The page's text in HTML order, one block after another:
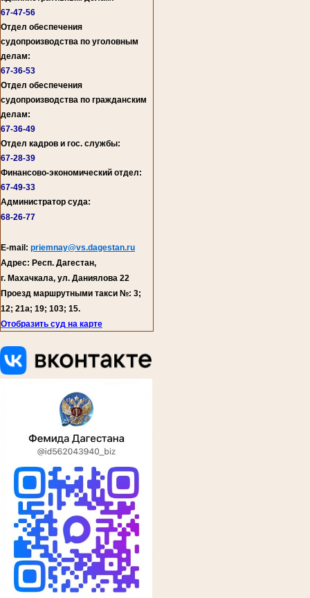
67-47-56
Отдел обеспечения
судопроизводства по уголовным
делам:
67-36-53
Отдел обеспечения
судопроизводства по гражданским
делам:
67-36-49
Отдел кадров и гос. службы:
67-28-39
Финансово-экономический отдел:
67-49-33
Администратор суда:
68-26-77
E-mail: priemnay@vs.dagestan.ru
Адрес: Респ. Дагестан,
г. Махачкала, ул. Даниялова 22
Проезд маршрутными такси №: 3;
12; 21а; 19; 103; 15.
Отобразить суд на карте